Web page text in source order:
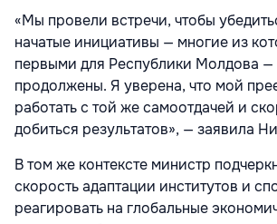
«Мы провели встречи, чтобы
начатые инициативы — многие из
первыми для Республики Молдова —
продолжены. Я уверена, что мой
работать с той же самоотдачей и
добиться результатов», — заявила
В том же контексте министр
скорость адаптации институтов и
реагировать на глобальные